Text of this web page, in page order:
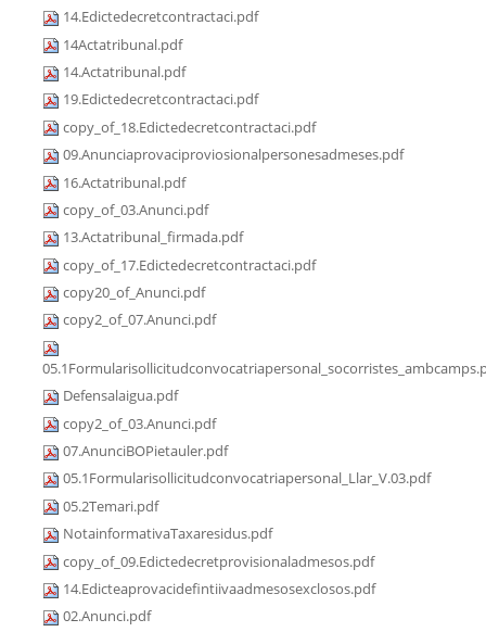
14.Edictedecretcontractaci.pdf
14Actatribunal.pdf
14.Actatribunal.pdf
19.Edictedecretcontractaci.pdf
copy_of_18.Edictedecretcontractaci.pdf
09.Anunciaprovaciproviosionalpersonesadmeses.pdf
16.Actatribunal.pdf
copy_of_03.Anunci.pdf
13.Actatribunal_firmada.pdf
copy_of_17.Edictedecretcontractaci.pdf
copy20_of_Anunci.pdf
copy2_of_07.Anunci.pdf
Defensalaigua.pdf
copy2_of_03.Anunci.pdf
07.AnunciBOPietauler.pdf
05.1Formularisollicitudconvocatriapersonal_Llar_V.03.pdf
05.2Temari.pdf
NotainformativaTaxaresidus.pdf
copy_of_09.Edictedecretprovisionaladmesos.pdf
14.Edicteaprovacidefintiivaadmesosexclosos.pdf
02.Anunci.pdf